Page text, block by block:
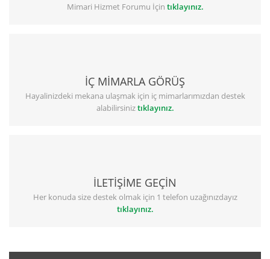
Mimari Hizmet Forumu İçin tıklayınız.
İÇ MİMARLA GÖRÜŞ
Hayalinizdeki mekana ulaşmak için iç mimarlarımızdan destek
alabilirsiniztıklayınız.
İLETİŞİME GEÇİN
Her konuda size destek olmak için 1 telefon uzağınızdayız
tıklayınız.